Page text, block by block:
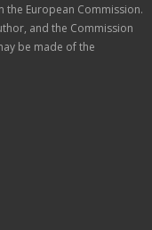
European Commission.
and the Commission
be made of the